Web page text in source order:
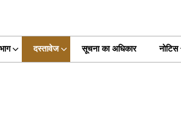
दस्तावेज सूचना का अधिकार नोटिस